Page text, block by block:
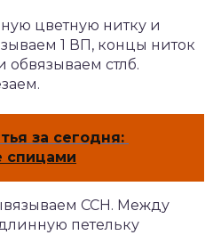
цветную нитку и
1 ВП, концы ниток
обвязываем стлб.
за сегодня:
спицами
ССН. Между
петельку